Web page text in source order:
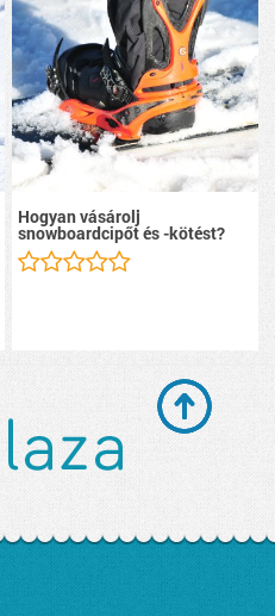
Hogyan vásárolj
snowboardcipőt és -kötést?